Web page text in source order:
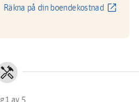
Räkna på din boendekostnad open_in_new
handyman